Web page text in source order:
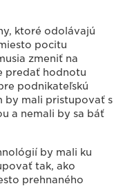
ktoré odolávajú
pocitu
zmeniť na
predať hodnotu
podnikateľskú
by mali pristupovať s
a nemali by sa báť
by mali ku
tak, ako
prehnaného